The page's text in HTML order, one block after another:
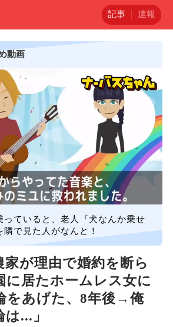
記事 速報
動画
っていると、老人『犬なんか乗せ
で見た人がなんと！
家が理由で婚約を断ら
に居たホームレス女に
をあげた、8年後→俺
は...」